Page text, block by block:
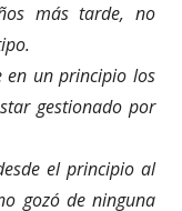
más tarde, no
en un principio los
gestionado por
el principio al
gozó de ninguna